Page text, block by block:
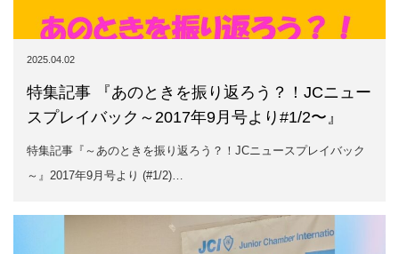
2025.04.02
特集記事 『あのときを振り返ろう？！JCニュー
スプレイバック～2017年9月号より#1/2〜』
特集記事『～あのときを振り返ろう？！JCニュースプレイバック
～』2017年9月号より (#1/2)…